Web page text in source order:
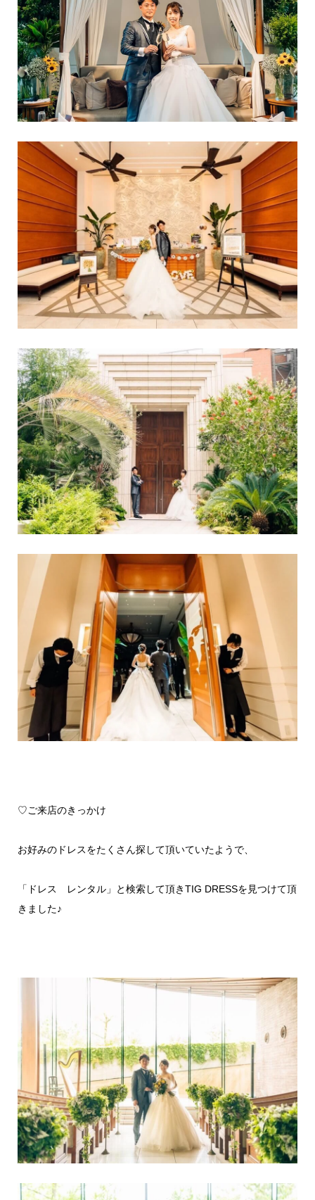
♡ご来店のきっかけ
お好みのドレスをたくさん探して頂いていたようで、
「ドレス レンタル」と検索して頂きTIG DRESSを見つけて頂
きました♪